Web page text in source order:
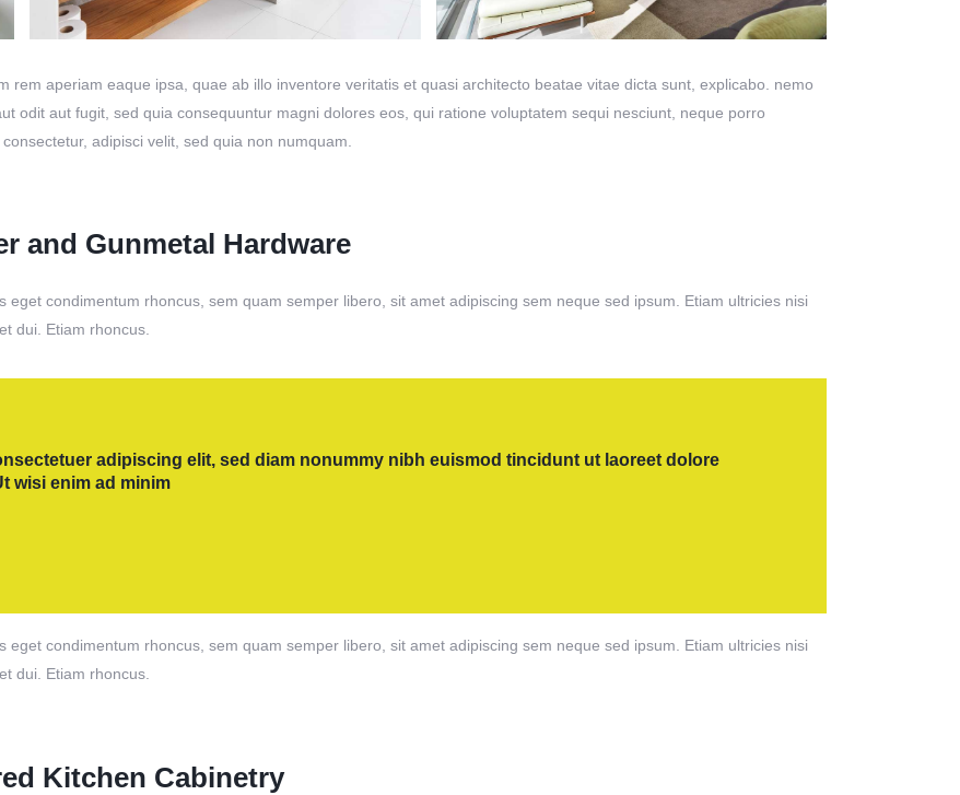
rem aperiam eaque ipsa, quae ab illo inventore veritatis et quasi architecto beatae vitae dicta sunt, explicabo. nemo
odit aut fugit, sed quia consequuntur magni dolores eos, qui ratione voluptatem sequi nesciunt, neque porro
adipisci velit, sed quia non numquam.
and Gunmetal Hardware
condimentum rhoncus, sem quam semper libero, sit amet adipiscing sem neque sed ipsum. Etiam ultricies nisi
dui. Etiam rhoncus.
adipiscing elit, sed diam nonummy nibh euismod tincidunt ut laoreet dolore
wisi enim ad minim
condimentum rhoncus, sem quam semper libero, sit amet adipiscing sem neque sed ipsum. Etiam ultricies nisi
dui. Etiam rhoncus.
Kitchen Cabinetry